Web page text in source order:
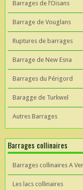
Barrages de l’Oisans
Barrage de Vouglans
Ruptures de barrages
Barrage de New Esna
Barrages du Périgord
Baragge de Turkwel
Autres Barrages
Barrages collinaires
Barrages collinaires A
Les lacs collinaires